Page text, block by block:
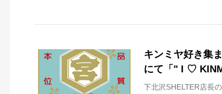
キンミヤ好き集
にて「" I ♡
下北沢SHELTER店長